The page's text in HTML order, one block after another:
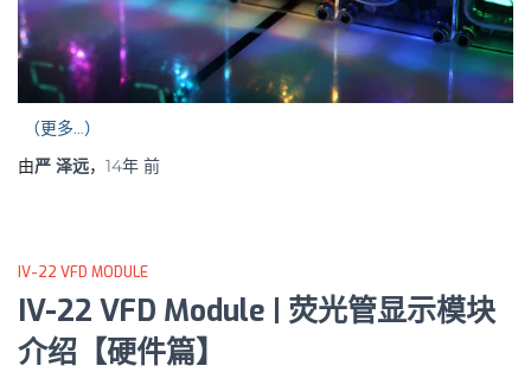
（更多…）
由严 泽远， 14年 前
IV-22 VFD MODULE
IV-22 VFD Module | 荧光管显示模块
介绍【硬件篇】